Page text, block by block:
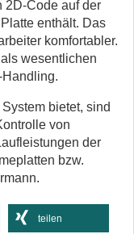
2D-Code auf der
enthält. Das
komfortabler.
wesentlichen
bietet, sind
von
der
bzw.
teilen